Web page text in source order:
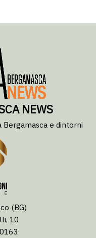
NEWS
e dintorni
(BG)
10